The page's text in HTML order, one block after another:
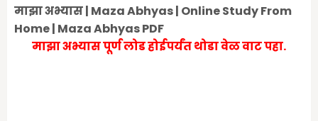
माझा अभ्यास | Maza Abhyas | Online Study From
Home | Maza Abhyas PDF
माझा अभ्यास पूर्ण लोड होईपर्यंत थोडा वेळ वाट पहा.